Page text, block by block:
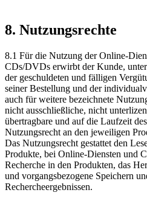
8. Nutzungsrechte
8.1 Für die Nutzung der Online-
CDs/DVDs erwirbt der Kunde,
der geschuldeten und fälligen
seiner Bestellung und der
auch für weitere bezeichnete
nicht ausschließliche, nicht
übertragbare und auf die Laufzeit
Nutzungsrecht an den jeweiligen
Das Nutzungsrecht gestattet den
Produkte, bei Online-Diensten und
Recherche in den Produkten, das
und vorgangsbezogene Speichern
Rechercheergebnissen.